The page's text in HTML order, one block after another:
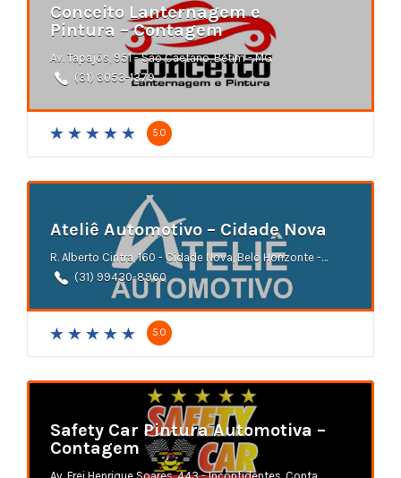
Conceito Lanternagem e
Pintura – Contagem
Av. Tapajós, 951 - São Caetano, Betim - MG
(31) 3053-1379
5.0
Ateliê Automotivo – Cidade Nova
R. Alberto Cintra, 160 - Cidade Nova, Belo Horizonte - MG
(31) 99430-8960
5.0
Safety Car Pintura Automotiva –
Contagem